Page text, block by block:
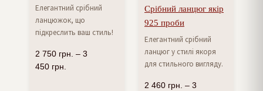
Елегантний срібний
ланцюжок, що
підкреслить ваш стиль!
2 750 грн. – 3
450 грн.
Срібний ланцюг якір
925 проби
Елегантний срібний
ланцюг у стилі якоря
для стильного вигляду.
2 460 грн. – 3